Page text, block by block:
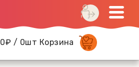
0₽ / 0шт Корзина